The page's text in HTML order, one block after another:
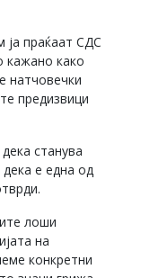
ја праќаат СДС
кажано како
натчовечки
предизвици
станува
е една од
лоши
на
конкретни